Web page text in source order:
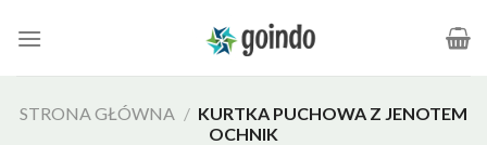
STRONA GŁÓWNA / KURTKA PUCHOWA Z JENOTEM
OCHNIK